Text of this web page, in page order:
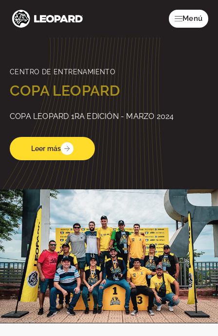
Menú
CENTRO DE ENTRENAMIENTO
COPA LEOPARD
COPA LEOPARD 1RA EDICIÓN - MARZO 2024
Leer más